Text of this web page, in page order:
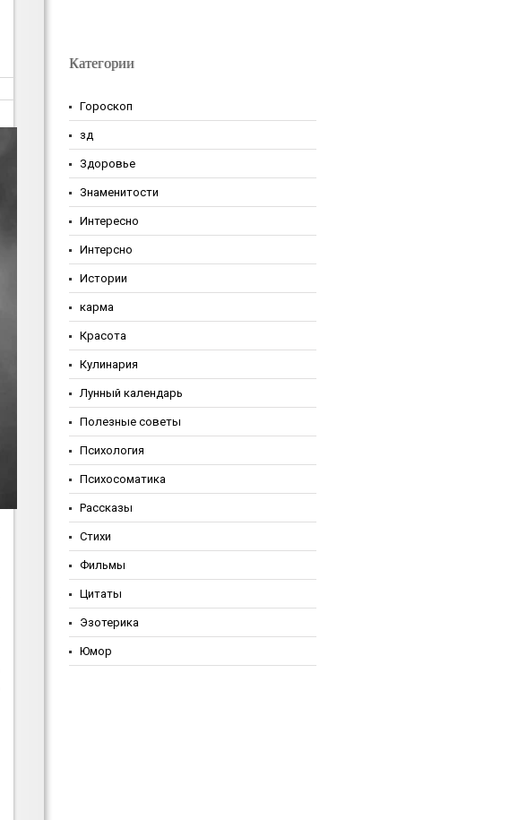
Категории
Гороскоп
зд
Здоровье
Знаменитости
Интересно
Интерсно
Истории
карма
Красота
Кулинария
Лунный календарь
Полезные советы
Психология
Психосоматика
Рассказы
Стихи
Фильмы
Цитаты
Эзотерика
Юмор